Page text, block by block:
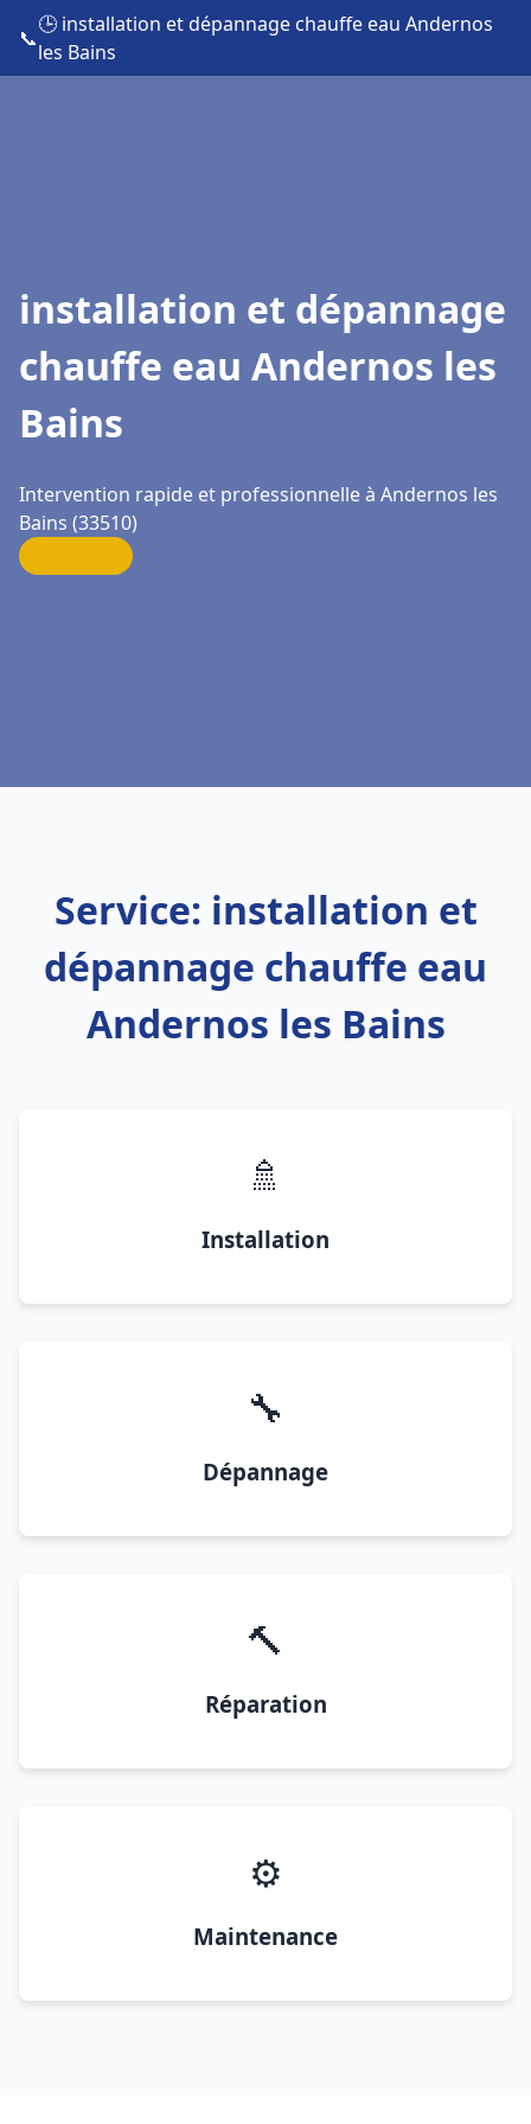
📞
🕒 installation et dépannage chauffe eau Andernos
les Bains
installation et dépannage
chauffe eau Andernos les
Bains
Intervention rapide et professionnelle à Andernos les
Bains (33510)
Service: installation et
dépannage chauffe eau
Andernos les Bains
🚿
Installation
🔧
Dépannage
🔨
Réparation
⚙️
Maintenance